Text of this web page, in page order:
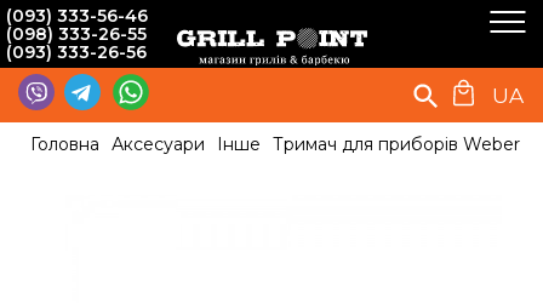
(093) 333-56-46
(098) 333-26-55
(093) 333-26-56
UA
Головна Аксесуари Інше Тримач для приборів Weber